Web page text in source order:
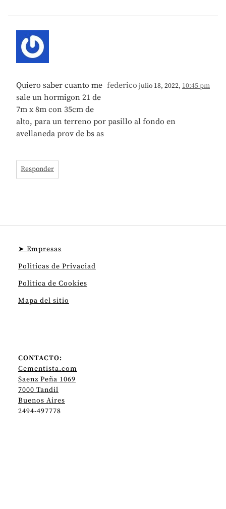
federico julio 18, 2022, 10:45 pm
Quiero saber cuanto me
sale un hormigon 21 de
7m x 8m con 35cm de
alto, para un terreno por pasillo al fondo en
avellaneda prov de bs as
Responder
➤ Empresas
Politicas de Privaciad
Politica de Cookies
Mapa del sitio
CONTACTO:
Cementista.com
Saenz Peña 1069
7000 Tandil
Buenos Aires
2494-497778